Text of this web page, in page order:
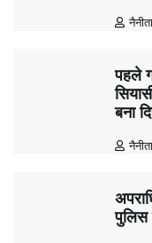
पहले
बना
पुलिस